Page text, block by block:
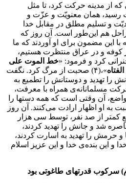
که از مدینه حرکت کرد، تا مثل
رسید، همان معنویّت و عزّت و
و تسلیم مطلق در مقابل خدا
هم این‌طور است. آن روز که
با این مضمون برای او آوردند که ما
کوفه و در عراق منتظرت هستیم،
کرد و فرمود: «خط الموت علی
»،(۴) صحبت از مرگ کرد. نگفت
را تهدید و دوستانش را تطمیع به
مسلمانانه‌ی همراه با معرفت،
آن وقتی است که همه دستها را
به او اظهار ارادت می‌کنند. آن روز
کمتر از صد نفر، توسط سی هزار
شد و جانش را تهدید کردند،
و حرمش را تهدید به اسارت کردند،
و این بنده‌ی خدا و این عزیز اسلام
سرکوب قدرتهای طاغوتی بود